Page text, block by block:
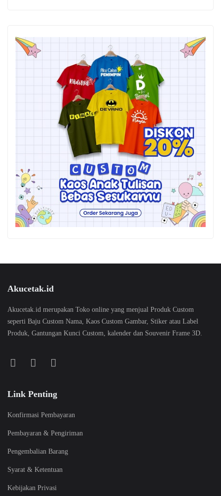
Akucetak.id
Akucetak.id merupakan Toko online yang menjual Produk Custom
seperti Baju Custom Nama, Kaos Custom Gambar, Stiker atau Label
Produk, Gantungan Kunci Custom, kalender dan Souvenir Frame 3D.
Link Penting
Konfirmasi Pembayaran
Pembayaran & Pengiriman
Pengembalian Barang
Syarat & Ketentuan
Kebijakan Privasi